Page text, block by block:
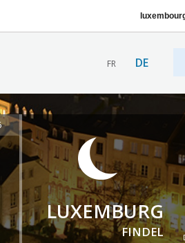
FR DE
LUXEMBURG
FINDEL